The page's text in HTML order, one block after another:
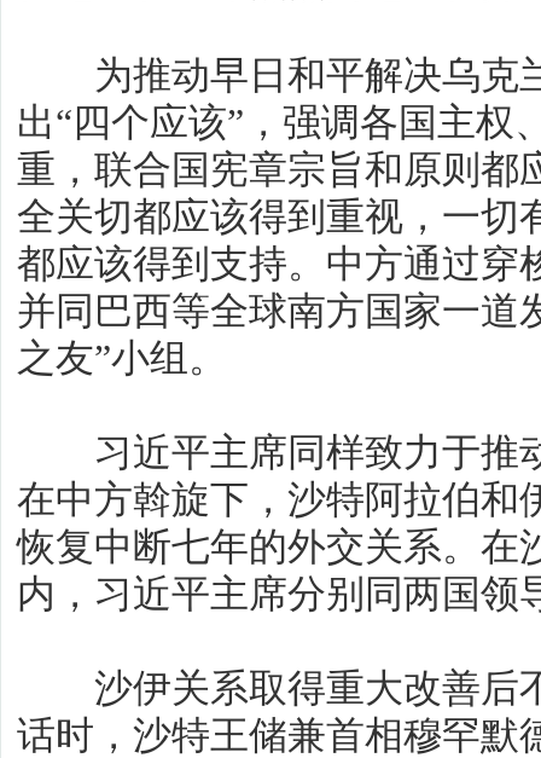
为推动早日和平解决乌克
出“四个应该”，强调各国主权
重，联合国宪章宗旨和原则都
全关切都应该得到重视，一切
都应该得到支持。中方通过穿
并同巴西等全球南方国家一道
之友”小组。
习近平主席同样致力于推
在中方斡旋下，沙特阿拉伯和
恢复中断七年的外交关系。在
内，习近平主席分别同两国领
沙伊关系取得重大改善后
话时，沙特王储兼首相穆罕默